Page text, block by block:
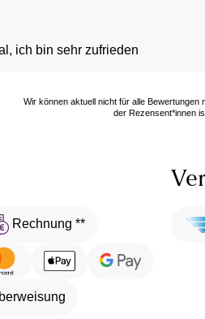
ich bin sehr zufrieden
Wir können aktuell nicht für alle
der Rezensent*innen
Rechnung **